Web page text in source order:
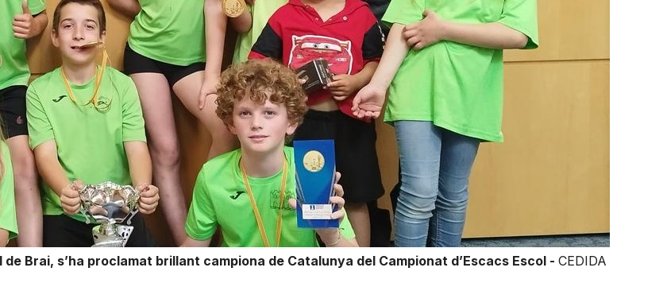
de Brai, s’ha proclamat brillant campiona de Catalunya del Campionat d’Escacs Escol - CEDIDA